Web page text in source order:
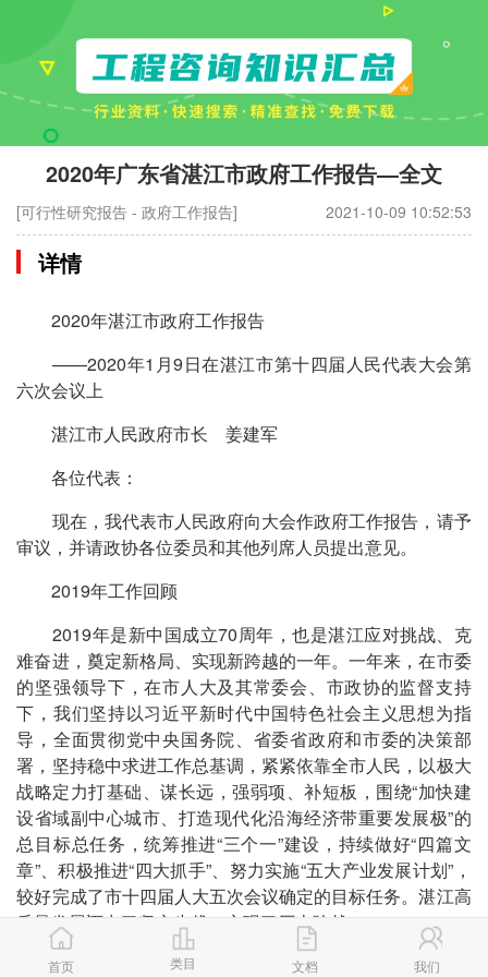
2020年广东省湛江市政府工作报告—全文
[可行性研究报告 - 政府工作报告] 2021-10-09 10:52:53
详情
2020年湛江市政府工作报告
——2020年1月9日在湛江市第十四届人民代表大会第
六次会议上
湛江市人民政府市长 姜建军
各位代表：
现在，我代表市人民政府向大会作政府工作报告，请予
审议，并请政协各位委员和其他列席人员提出意见。
2019年工作回顾
2019年是新中国成立70周年，也是湛江应对挑战、克
难奋进，奠定新格局、实现新跨越的一年。一年来，在市委
的坚强领导下，在市人大及其常委会、市政协的监督支持
下，我们坚持以习近平新时代中国特色社会主义思想为指
导，全面贯彻党中央国务院、省委省政府和市委的决策部
署，坚持稳中求进工作总基调，紧紧依靠全市人民，以极大
战略定力打基础、谋长远，强弱项、补短板，围绕“加快建
设省域副中心城市、打造现代化沿海经济带重要发展极”的
总目标总任务，统筹推进“三个一”建设，持续做好“四篇文
章”、积极推进“四大抓手”、努力实施“五大产业发展计划”，
较好完成了市十四届人大五次会议确定的目标任务。湛江高
质量发展迈出了坚实步伐，实现了历史跨越。
——巴斯夫(广东)一体化基地破土启动，中德两国总理
首页 类目 文档 我们